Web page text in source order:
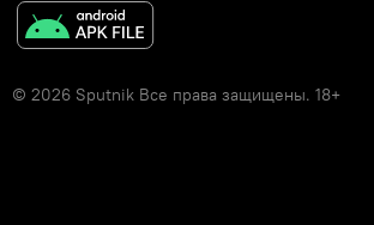
© 2026 Sputnik Все права защищены. 18+